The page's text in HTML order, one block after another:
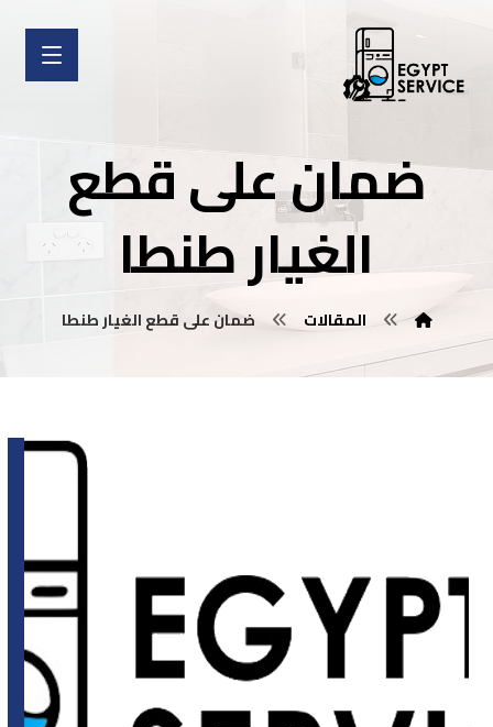
ضمان على قطع
الغيار طنطا
المقالات ضمان على قطع الغيار طنطا